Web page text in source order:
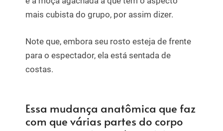
mais cubista do grupo, por assim dizer.
Note que, embora seu rosto esteja de frente
para o espectador, ela está sentada de
costas.
Essa mudança anatômica que faz
com que várias partes do corpo